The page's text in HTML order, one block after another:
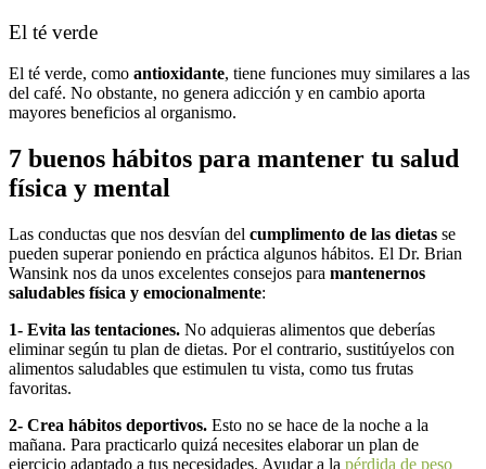
El té verde
El té verde, como antioxidante, tiene funciones muy similares a las
del café. No obstante, no genera adicción y en cambio aporta
mayores beneficios al organismo.
7 buenos hábitos para mantener tu salud
física y mental
Las conductas que nos desvían del cumplimento de las dietas se
pueden superar poniendo en práctica algunos hábitos. El Dr. Brian
Wansink nos da unos excelentes consejos para mantenernos
saludables física y emocionalmente:
1- Evita las tentaciones. No adquieras alimentos que deberías
eliminar según tu plan de dietas. Por el contrario, sustitúyelos con
alimentos saludables que estimulen tu vista, como tus frutas
favoritas.
2- Crea hábitos deportivos. Esto no se hace de la noche a la
mañana. Para practicarlo quizá necesites elaborar un plan de
ejercicio adaptado a tus necesidades. Ayudar a la pérdida de peso